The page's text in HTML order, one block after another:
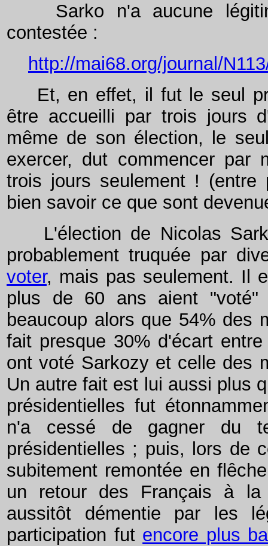
Sarko n'a aucune
contestée :
http://mai68.org/journal/
Et, en effet, il fut le seul
être accueilli par trois jours
même de son élection, le
exercer, dut commencer par
trois jours seulement ! (entre
bien savoir ce que sont
L'élection de Nicolas
probablement truquée par
voter, mais pas seulement. Il
plus de 60 ans aient
beaucoup alors que 54% des
fait presque 30% d'écart
ont voté Sarkozy et celle des
Un autre fait est lui aussi plus
présidentielles fut
n'a cessé de gagner du
présidentielles ; puis, lors de
subitement remontée en
un retour des Français à la
aussitôt démentie par les
participation fut encore plus